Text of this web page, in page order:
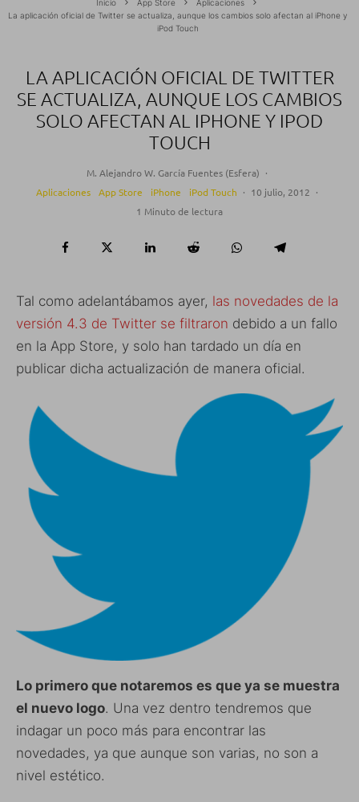
Inicio App Store
Aplicaciones
La aplicación oficial de Twitter se actualiza, aunque los cambios solo afectan al iPhone y
iPod Touch
LA APLICACIÓN OFICIAL DE TWITTER
SE ACTUALIZA, AUNQUE LOS CAMBIOS
SOLO AFECTAN AL IPHONE Y IPOD
TOUCH
M. Alejandro W. García Fuentes (Esfera) ·
Aplicaciones
App Store iPhone iPod Touch · 10 julio, 2012 ·
1 Minuto de lectura
Tal como adelantábamos ayer, las novedades de la
versión 4.3 de Twitter se filtraron debido a un fallo
en la App Store, y solo han tardado un día en
publicar dicha actualización de manera oficial.
Lo primero que notaremos es que ya se muestra
el nuevo logo. Una vez dentro tendremos que
indagar un poco más para encontrar las
novedades, ya que aunque son varias, no son a
nivel estético.